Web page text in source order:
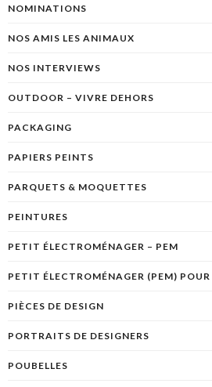
NOMINATIONS
NOS AMIS LES ANIMAUX
NOS INTERVIEWS
OUTDOOR – VIVRE DEHORS
PACKAGING
PAPIERS PEINTS
PARQUETS & MOQUETTES
PEINTURES
PETIT ÉLECTROMÉNAGER – PEM
PETIT ÉLECTROMÉNAGER (PEM) POUR
PIÈCES DE DESIGN
PORTRAITS DE DESIGNERS
POUBELLES